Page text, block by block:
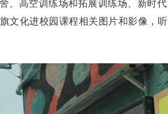
文化进校园课程相关图片和影像，听